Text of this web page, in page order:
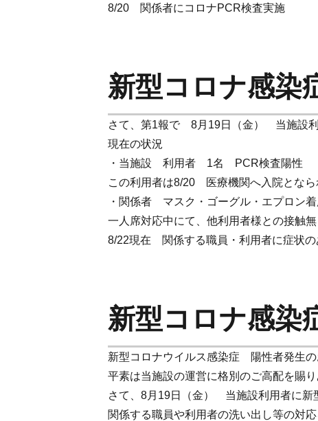
8/20 関係者にコロナPCR検査実
新型コロナ感染
さて、第1報で 8月19日（金） 当施設利
現在の状況
・当施設 利用者 1名 PCR検査陽性
この利用者は8/20 医療機関へ入院となら
・関係者 マスク・ゴーグル・エプロン
一人席対応中にて、他利用者様との接触無
8/22現在 関係する職員・利用者に症状の
新型コロナ感染
新型コロナウイルス感染症 陽性者発生の
平素は当施設の運営に格別のご高配を賜り
さて、8月19日（金） 当施設利用者に新
関係する職員や利用者の洗い出し等の対